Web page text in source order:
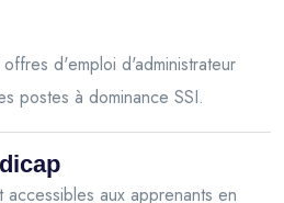
d'emploi d'administrateur
postes à dominance SSI.
accessibles aux apprenants en